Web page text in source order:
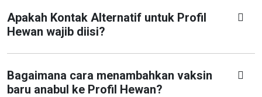
Apakah Kontak Alternatif untuk Profil
Hewan wajib diisi?
Bagaimana cara menambahkan vaksin
baru anabul ke Profil Hewan?